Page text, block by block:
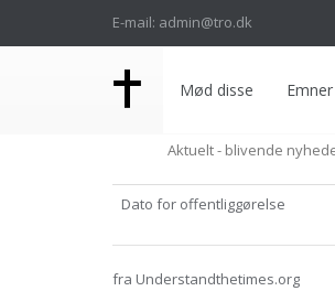
E-mail: admin@tro.dk
Mød disse Emner
Aktuelt - blivende
Dato for offentliggørelse
fra Understandthetimes.org